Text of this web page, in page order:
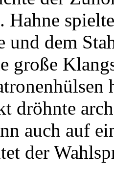
Hahne
und dem
große
dröhnte
auch auf
der